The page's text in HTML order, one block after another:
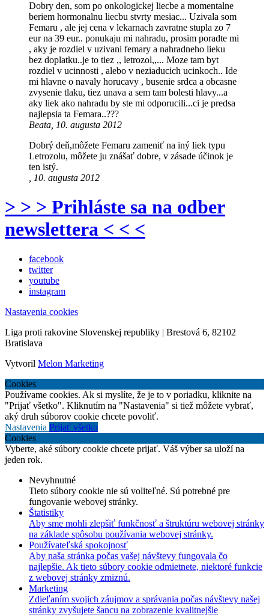
Dobry den, som po onkologickej liecbe a momentalne
beriem hormonalnu liecbu stvrty mesiac... Uzivala som
Femaru , ale jej cena v lekarnach zavratne stupla zo 7
eur na 39 eur.. ponukaju mi nahradu, prosim poradte mi
, aky je rozdiel v uzivani femary a nahradneho lieku
bez doplatku..je to tiez ,, letrozol,,... Moze tam byt
rozdiel v ucinnosti , alebo v neziaducich ucinkoch.. Ide
mi hlavne o navaly horucavy , busenie srdca a obcasne
zvysenie tlaku, tiez unava a sem tam bolesti hlavy...a
aky liek ako nahradu by ste mi odporucili...ci je predsa
najlepsia ta Femara..???
Beata, 10. augusta 2012
Dobrý deň,môžete Femaru zameniť na iný liek typu
Letrozolu, môžete ju znášať dobre, v zásade účinok je
ten istý.
, 10. augusta 2012
> > > Prihláste sa na odber
newslettera < < <
facebook
twitter
youtube
instagram
Nastavenia cookies
Liga proti rakovine Slovenskej republiky | Brestová 6, 82102
Bratislava
Vytvoril Melon Marketing
Cookies
Používame cookies. Ak si myslíte, že je to v poriadku, kliknite na
"Prijať všetko". Kliknutím na "Nastavenia" si tiež môžete vybrať,
aký druh súborov cookie chcete povoliť.
Nastavenia Prijať všetko
Cookies
Vyberte, aké súbory cookie chcete prijať. Váš výber sa uloží na
jeden rok.
Nevyhnutné
Tieto súbory cookie nie sú voliteľné. Sú potrebné pre
fungovanie webovej stránky.
Štatistiky
Aby sme mohli zlepšiť funkčnosť a štruktúru webovej stránky
na základe spôsobu používania webovej stránky.
Používateľská spokojnosť
Aby naša stránka počas vašej návštevy fungovala čo
najlepšie. Ak tieto súbory cookie odmietnete, niektoré funkcie
z webovej stránky zmiznú.
Marketing
Zdieľaním svojich záujmov a správania počas návštevy našej
stránky zvyšujete šancu na zobrazenie kvalitnejšie